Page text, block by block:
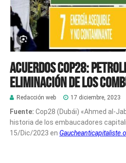
Acuerdos COP28:
eliminación de los
Redacción web 17 diciembre, 2023
Fuente: Cop28 (Dubái) «Ahmed al-
historia de los embaucadores
15/Dic/2023 en